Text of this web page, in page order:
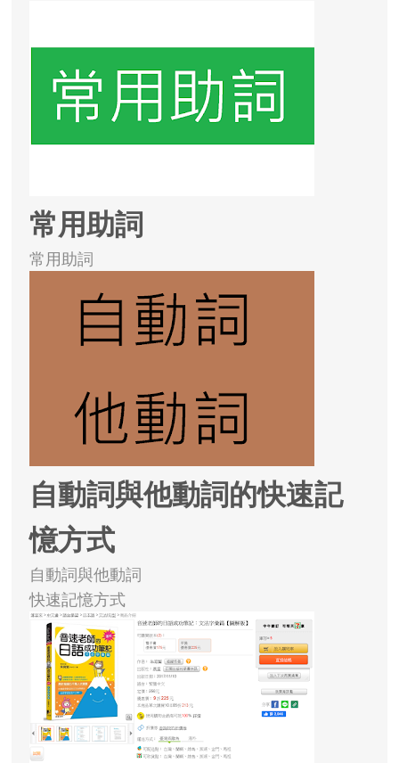
常用助詞
常用助詞
自動詞與他動詞的快速記
憶方式
自動詞與他動詞
快速記憶方式